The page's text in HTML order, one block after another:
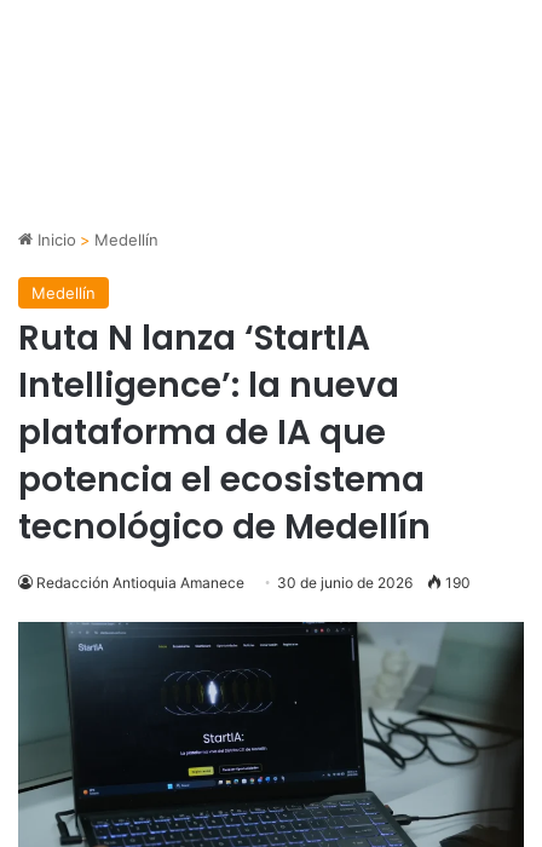
Inicio > Medellín
Medellín
Ruta N lanza ‘StartIA
Intelligence’: la nueva
plataforma de IA que
potencia el ecosistema
tecnológico de Medellín
Redacción Antioquia Amanece 30 de junio de 2026 190